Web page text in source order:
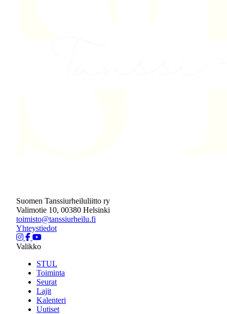
Suomen Tanssiurheiluliitto ry
Valimotie 10, 00380 Helsinki
toimisto@tanssiurheilu.fi
Yhteystiedot
Valikko
STUL
Toiminta
Seurat
Lajit
Kalenteri
Uutiset